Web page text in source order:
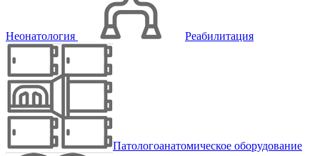
Неонатология Реабилитация
Патологоанатомическое оборудование